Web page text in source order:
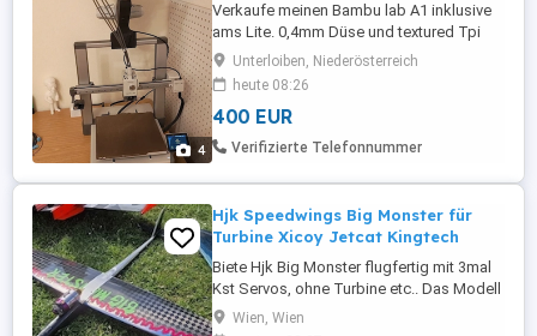
4
Verkaufe meinen Bambu lab A1 inklusive
ams Lite. 0,4mm Düse und textured Tpi
Druckplatte sind ebenfalls dabei. Etwa
1000 Stunden Druckzeit aber gut gepflegt
und funktioniert einwandfrei.
Unterloiben, Niederösterreich
heute 08:26
400 EUR
Verifizierte Telefonnummer
Hjk Speedwings Big Monster für
Turbine Xicoy Jetcat Kingtech
Biete Hjk Big Monster flugfertig mit 3mal
Kst Servos, ohne Turbine etc.. Das Modell
ist absturzfrei und hat auch sonst keine
Beschädigungen, geflogen wurde es mit
Wien, Wien